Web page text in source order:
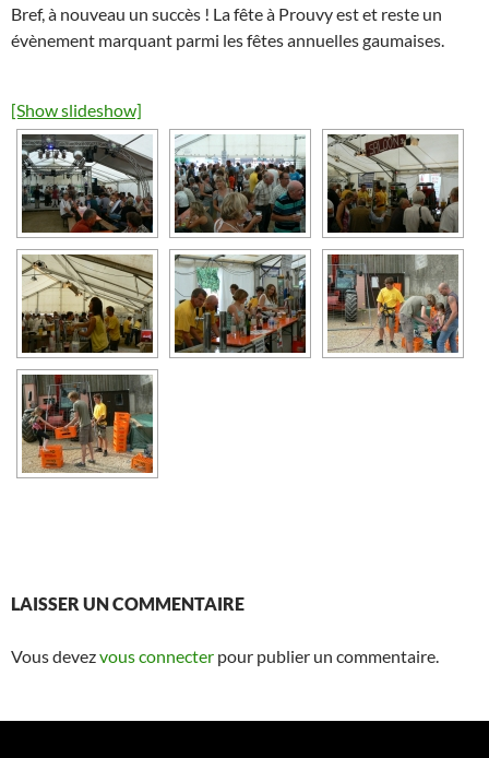
Bref, à nouveau un succès ! La fête à Prouvy est et reste un
évènement marquant parmi les fêtes annuelles gaumaises.
[Show slideshow]
LAISSER UN COMMENTAIRE
Vous devezvous connecter pour publier un commentaire.